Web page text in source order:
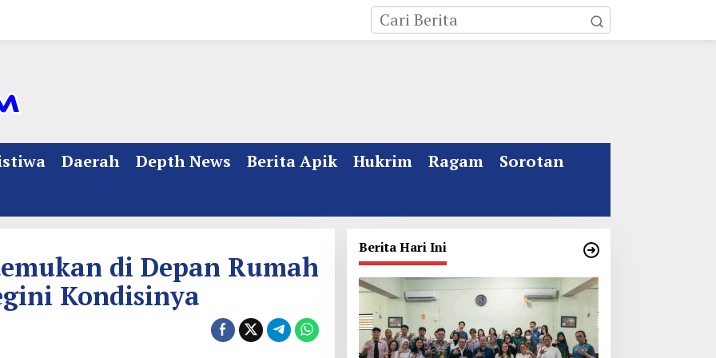
Daerah Depth News Berita Apik Hukrim Ragam
Sorotan
di Depan Rumah
Kondisinya
Berita Hari Ini